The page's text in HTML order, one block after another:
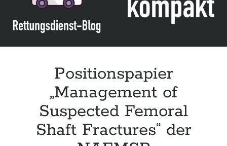
Setting“
der
Positionspapier
„Management of
Suspected Femoral
Shaft Fractures“ der